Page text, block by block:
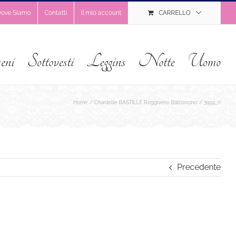
Siamo Contatti Il mio account CARRELLO
Sottovesti Leggins Notte Uomo
Home Chantelle BASTILLE Reggiseno Balconcino 3995_n
Precedente